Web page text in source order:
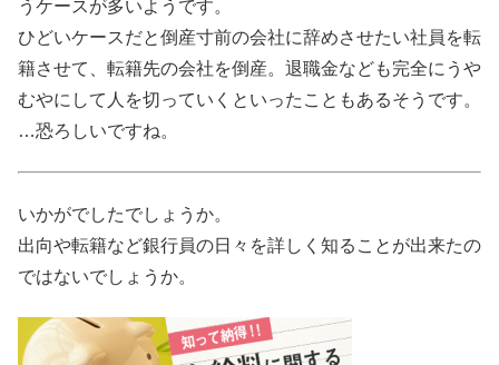
うケースが多いようです。
ひどいケースだと倒産寸前の会社に辞めさせたい社員を転
籍させて、転籍先の会社を倒産。退職金なども完全にうや
むやにして人を切っていくといったこともあるそうです。
…恐ろしいですね。
いかがでしたでしょうか。
出向や転籍など銀行員の日々を詳しく知ることが出来たの
ではないでしょうか。